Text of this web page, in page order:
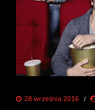
28 września 2016